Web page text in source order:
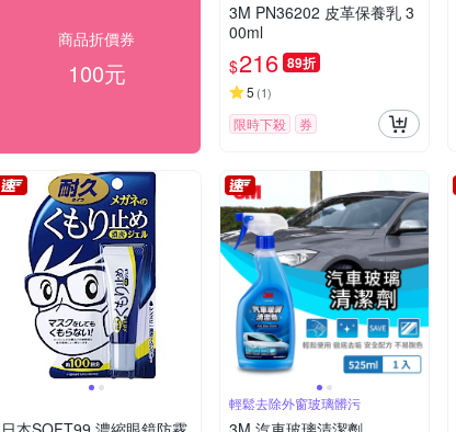
商品折價券
100元
3M PN36202 皮革保養乳 3
00ml
$216 89折
5 (1)
限時下殺 券
輕鬆去除外窗玻璃髒污